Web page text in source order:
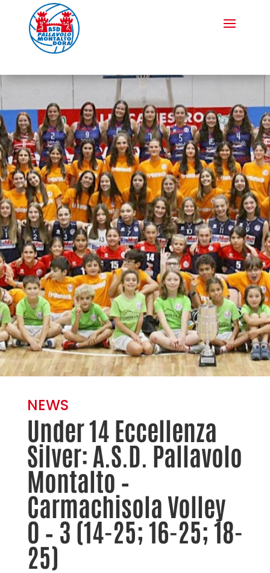
NEWS
Under 14 Eccellenza
Silver: A.S.D. Pallavolo
Montalto –
Carmachisola Volley
0 – 3 (14-25; 16-25; 18-
25)